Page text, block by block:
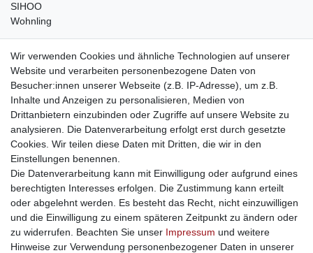
SIHOO
Wohnling
weitere Shops
traumlampen- Lampen und Kronleuchter
kinderwagencenter- Exklusive und günstige Kinderwagen
gastrogeraete24- alles für Gastronomie und Imbiss
soziale Medien
Facebook
sicher einkaufen
Sichere Bestellung und Zahlung via SSL Verschlüsselung
Wir verwenden Cookies und ähnliche Technologien auf unserer
Website und verarbeiten personenbezogene Daten von
Besucher:innen unserer Webseite (z.B. IP-Adresse), um z.B.
Inhalte und Anzeigen zu personalisieren, Medien von
Drittanbietern einzubinden oder Zugriffe auf unsere Website zu
analysieren. Die Datenverarbeitung erfolgt erst durch gesetzte
Cookies. Wir teilen diese Daten mit Dritten, die wir in den
Einstellungen benennen.
Die Datenverarbeitung kann mit Einwilligung oder aufgrund eines
berechtigten Interesses erfolgen. Die Zustimmung kann erteilt
oder abgelehnt werden. Es besteht das Recht, nicht einzuwilligen
und die Einwilligung zu einem späteren Zeitpunkt zu ändern oder
zu widerrufen. Beachten Sie unser Impressum und weitere
Hinweise zur Verwendung personenbezogener Daten in unserer